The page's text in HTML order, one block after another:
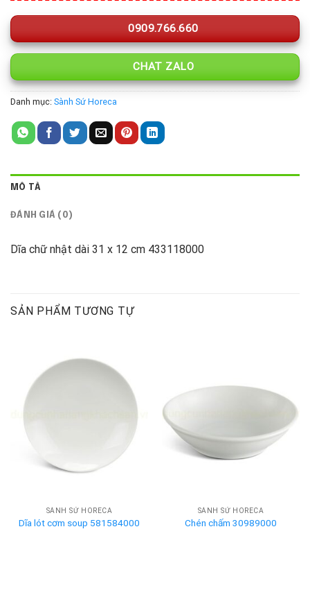
0909.766.660
CHAT ZALO
Danh mục: Sành Sứ Horeca
MÔ TẢ
ĐÁNH GIÁ (0)
Dĩa chữ nhật dài 31 x 12 cm 433118000
SẢN PHẨM TƯƠNG TỰ
SÀNH SỨ HORECA
Dĩa lót cơm soup 581584000
SÀNH SỨ HORECA
Chén chấm 30989000